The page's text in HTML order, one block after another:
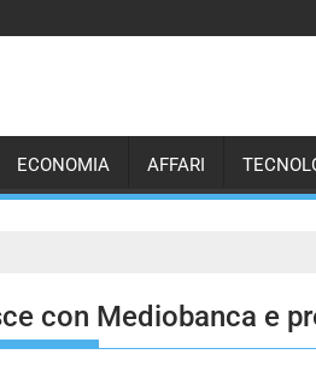
ECONOMIA AFFARI
con Mediobanca e